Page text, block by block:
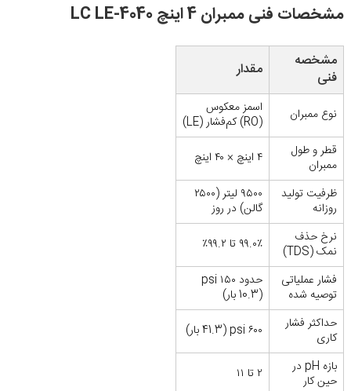
مشخصات فنی ممبران 4 اینچ LC LE-4040
مشخصه
فنی
مقدار
نوع ممبران اسمز معکوس
(RO) کم‌فشار (LE)
قطر و طول
ممبران
۴ اینچ × ۴۰ اینچ
ظرفیت تولید
روزانه
۹۵۰۰ لیتر (۲۵۰۰
گالن) در روز
نرخ حذف
نمک (TDS)
۹۹.۰٪ تا ۹۹.۲٪
فشار عملیاتی
توصیه شده
حدود ۱۵۰ psi
(10.3 بار)
حداکثر فشار
کاری
۶۰۰ psi (41.3 بار)
بازه pH در
حین کار ۲ تا ۱۱